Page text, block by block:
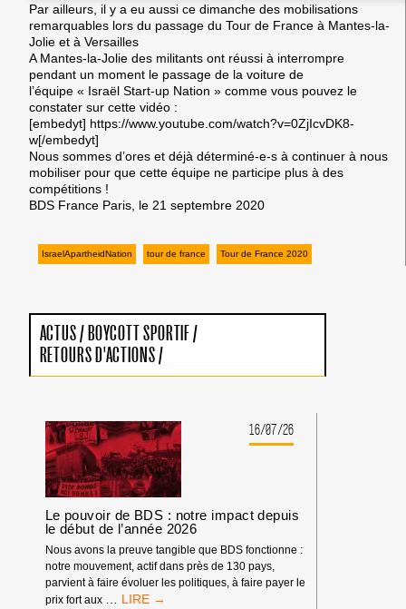
Par ailleurs, il y a eu aussi ce dimanche des mobilisations
remarquables lors du passage du Tour de France à Mantes-la-
Jolie et à Versailles
A Mantes-la-Jolie des militants ont réussi à interrompre
pendant un moment le passage de la voiture de
l’équipe « Israël Start-up Nation » comme vous pouvez le
constater sur cette vidéo :
[embedyt] https://www.youtube.com/watch?v=0ZjIcvDK8-
w[/embedyt]
Nous sommes d’ores et déjà déterminé-e-s à continuer à nous
mobiliser pour que cette équipe ne participe plus à des
compétitions !
BDS France Paris, le 21 septembre 2020
IsraelApartheidNation tour de france Tour de France 2020
ACTUS/ BOYCOTT SPORTIF/
RETOURS D'ACTIONS/
16/07/26
Le pouvoir de BDS : notre impact depuis
le début de l’année 2026
Nous avons la preuve tangible que BDS fonctionne :
notre mouvement, actif dans près de 130 pays,
parvient à faire évoluer les politiques, à faire payer le
prix fort aux … LE